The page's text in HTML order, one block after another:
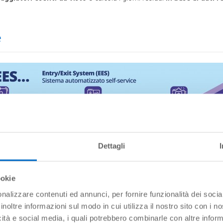
Dettagli
contenuti ed annunci, per fornire funzionalità dei
informazioni sul modo in cui utilizza il nostro sito con i
e social media, i quali potrebbero combinarle con altre